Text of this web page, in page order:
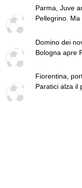
fatto in
Piccoli,
Parma, Juve
Pellegrino.
Domino dei
Bologna apre
Fiorentina,
Paratici alza il